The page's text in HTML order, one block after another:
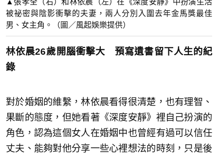
被祕密與陰影衝擊的夫妻，兩人分別入圍去年金馬獎最佳
男、女主角。（圖／風起娛樂提供）
林依晨26歲開腦衝擊大 預寫遺書留下人生的紀
錄
對於婚姻的維繫，林依晨看得很清楚，也有理智、
果斷的態度，但她看著《深度安靜》裡自己扮演的
角色，認為這個女人在婚姻中也曾經有過可以信任
丈夫、能夠對他分享一些心裡想法的時刻，只是後